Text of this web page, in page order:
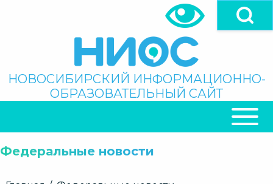
Поиск
НОВОСИБИРСКИЙ ИНФОРМАЦИОННО-
ОБРАЗОВАТЕЛЬНЫЙ САЙТ
НАВИГАЦИЯ
Федеральные новости